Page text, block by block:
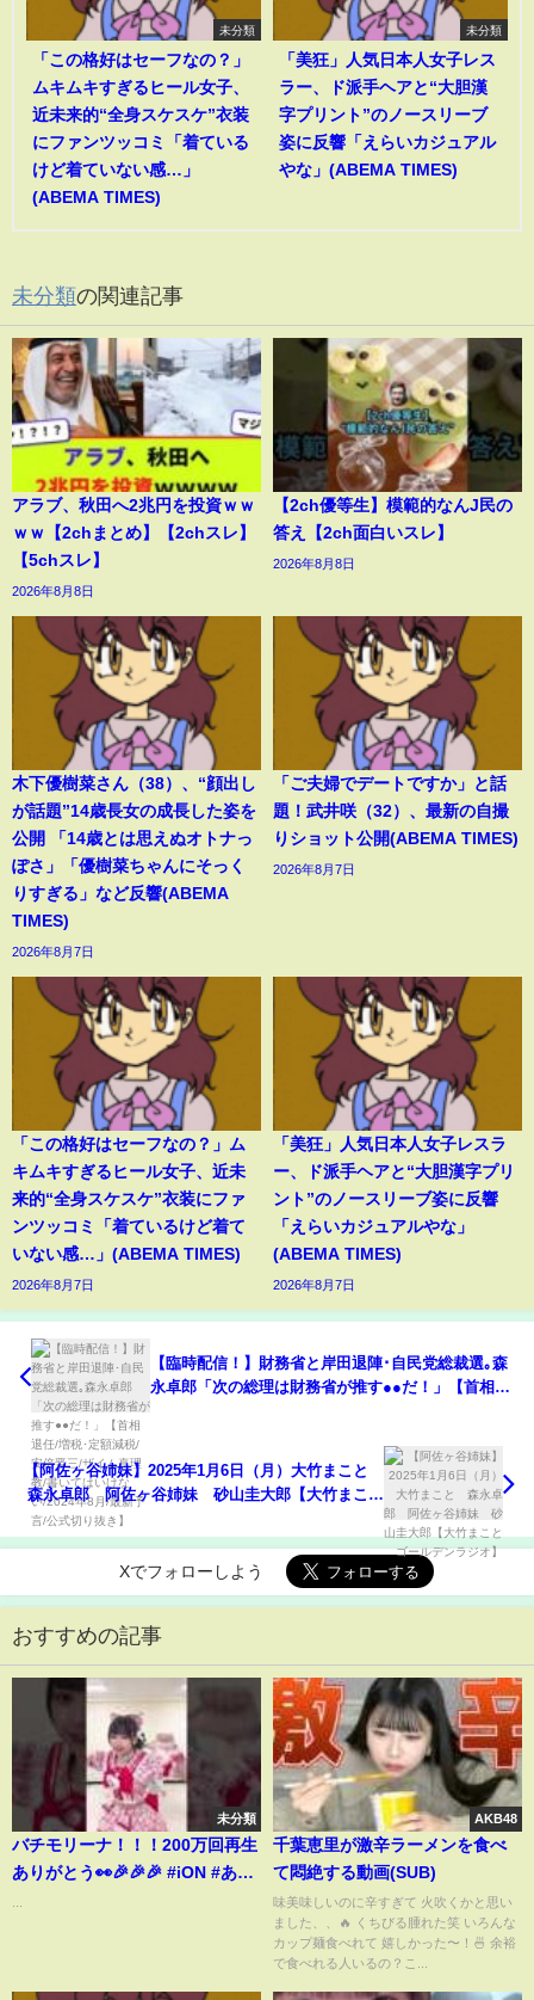
未分類
「この格好はセーフなの？」
ムキムキすぎるヒール女子、
近未来的“全身スケスケ”衣装
にファンツッコミ「着ている
けど着ていない感…」
(ABEMA TIMES)
未分類
「美狂」人気日本人女子レス
ラー、ド派手ヘアと“大胆漢
字プリント”のノースリーブ
姿に反響「えらいカジュアル
やな」(ABEMA TIMES)
未分類の関連記事
アラブ、秋田へ2兆円を投資ｗｗ
ｗｗ【2chまとめ】【2chスレ】
【5chスレ】
2026年8月8日
【2ch優等生】模範的なんJ民の
答え【2ch面白いスレ】
2026年8月8日
木下優樹菜さん（38）、“顔出し
が話題”14歳長女の成長した姿を
公開 「14歳とは思えぬオトナっ
ぽさ」「優樹菜ちゃんにそっく
りすぎる」など反響(ABEMA
TIMES)
2026年8月7日
「ご夫婦でデートですか」と話
題！武井咲（32）、最新の自撮
りショット公開(ABEMA TIMES)
2026年8月7日
「この格好はセーフなの？」ム
キムキすぎるヒール女子、近未
来的“全身スケスケ”衣装にファ
ンツッコミ「着ているけど着て
いない感…」(ABEMA TIMES)
2026年8月7日
「美狂」人気日本人女子レスラ
ー、ド派手ヘアと“大胆漢字プリ
ント”のノースリーブ姿に反響
「えらいカジュアルやな」
(ABEMA TIMES)
2026年8月7日
【臨時配信！】財務省と岸田退陣･自民党総裁選｡森
永卓郎「次の総理は財務省が推す●●だ！」【首相退
【阿佐ヶ谷姉妹】2025年1月6日（月）大竹まこと
森永卓郎 阿佐ヶ谷姉妹 砂山圭大郎【大竹まこと
Xでフォローしよう
おすすめの記事
未分類
バチモリーナ！！！200万回再生
ありがとう👀🎉🎉🎉 #iON #あい
AKB48
千葉恵里が激辛ラーメンを食べ
て悶絶する動画(SUB)
味美味しいのに辛すぎて 火吹くかと思い
ました、、🔥 くちびる腫れた笑 いろんな
カップ麺食べれて 嬉しかった〜！🍜 余裕
で食べれる人いるの？こ...